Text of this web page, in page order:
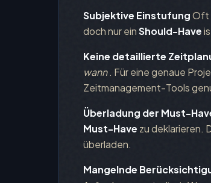
Subjektive EinstufungOft
doch nur einShould-Have
Keine detaillierte
wann. Für eine genaue
Zeitmanagement-Tools
Überladung der Must-
Must-Have zu deklarieren.
überladen.
Mangelnde